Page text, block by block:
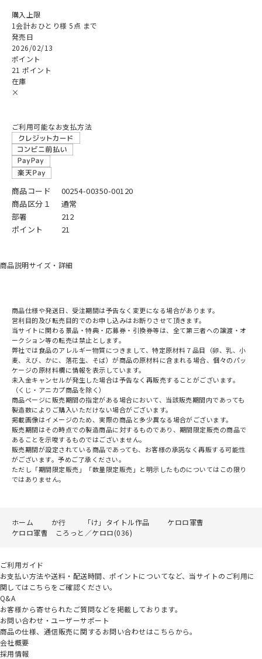
購入上限
1会計おひとり様 5点 まで
発売日
2026/02/13
ポイント
21 ポイント
在庫
×
ご利用可能なお支払方法
商品コード
00254-00350-00120
商品区分１
通常
部署
212
ポイント
21
商品説明サイズ・詳細
商品仕様や発送日、受注期間は予告なく変更になる場合があります。
営利目的及び転売目的でのお申し込みはお断りさせて頂きます。
当サイトに関わる景品・特典・応募券・引換券等は、全て第三者への譲渡・オ
ークション等の転売は禁止とします。
弊社では食品のアレルギー物質につきまして、特定原材料７品目（卵、乳、小
麦、えび、かに、落花生、そば）が商品の原材料に含まれる場合、個々のパッ
ケージの原材料欄に情報を表示しています。
未入金キャンセルが発生した場合は予告なく再販売することがございます。
（くじ・アニカプ商品を除く）
商品ページに販売期間の指定がある場合において、当該販売期間内であっても
製造数によりご購入いただけない場合がございます。
掲載画像はイメージのため、実際の商品と多少異なる場合がございます。
販売期間はその時点での製造商品に対するものであり、期間限定販売の商品で
あることを示唆するものではございません。
販売期間が設定されている商品であっても、お客様の承諾なく再販する可能性
がございます。予めご了承ください。
ただし「期間限定販売」「数量限定販売」と明示したものについてはこの限り
ではありません。
ホーム か行 「け」タイトル作品
ケロロ軍曹
ケロロ軍曹 ころっと／ケロロ(036)
ご利用ガイド
お支払い方法や送料・配送時間、ポイントについてなど、当サイトのご利用に
関してはこちらをご確認ください。
Q&A
お客様から寄せられたご質問などを掲載しております。
お問い合わせ・ユーザーサポート
商品の仕様、通信販売に関するお問い合わせはこちらから。
会社概要
採用情報